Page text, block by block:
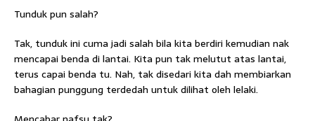
Tunduk pun salah?
Tak, tunduk ini cuma jadi salah bila kita berdiri kemudian nak
mencapai benda di lantai. Kita pun tak melutut atas lantai,
terus capai benda tu. Nah, tak disedari kita dah membiarkan
bahagian punggung terdedah untuk dilihat oleh lelaki.